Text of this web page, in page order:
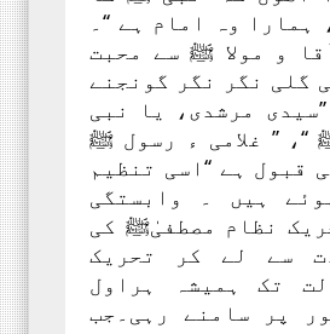
ہمارا وہ امام ہے ‘‘۔
و مولا ﷺ سے محبت
گلی نگر نگر گونجنے
مرشدی، یا نبی
’’ غلامی ء رسول ﷺ
قبول ہے ‘‘اسی تنظیم
ہیں ۔ وابستگی
نظام مصطفیٰﷺ کی
سے لے کر تحریک
تک ہمیشہ ہراول
پر سامنے رہی۔جب